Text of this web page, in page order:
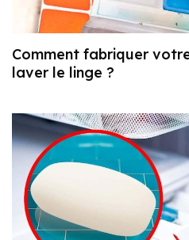
Comment fabriquer
laver le linge ?